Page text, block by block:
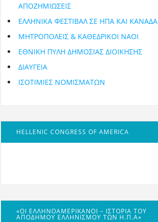
ΑΠΟΖΗΜΙΩΣΕΙΣ
ΕΛΛΗΝΙΚΆ ΦΕΣΤΙΒΆΛ ΣΕ ΗΠΑ ΚΑΙ ΚΑΝΑΔΑ
ΜΗΤΡΟΠΌΛΕΙΣ & ΚΑΘΕΔΡΙΚΟΊ ΝΑΟΊ
ΕΘΝΙΚΉ ΠΎΛΗ ΔΗΜΌΣΙΑΣ ΔΙΟΊΚΗΣΗΣ
ΔΙΑΥΓΕΙΑ
ΙΣΟΤΙΜΙΕΣ ΝΟΜΙΣΜΑΤΩΝ
HELLENIC CONGRESS OF AMERICA
«ΟΙ ΕΛΛΗΝΟΑΜΕΡΙΚΑΝΟΊ – ΙΣΤΟΡΊΑ ΤΟΥ
ΑΠΌΔΗΜΟΥ ΕΛΛΗΝΙΣΜΟΎ ΤΩΝ Η.Π.Α»